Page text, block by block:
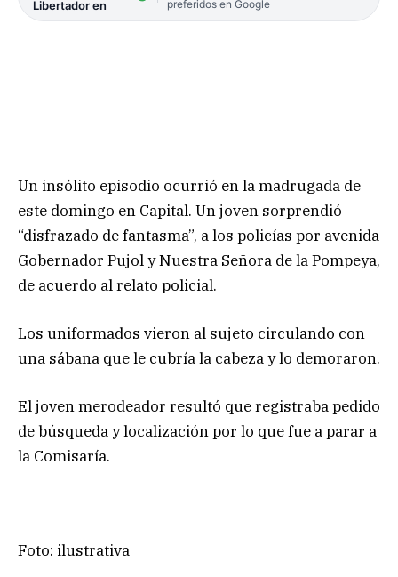
Libertador en
preferidos en Google
Un insólito episodio ocurrió en la madrugada de
este domingo en Capital. Un joven sorprendió
“disfrazado de fantasma”, a los policías por avenida
Gobernador Pujol y Nuestra Señora de la Pompeya,
de acuerdo al relato policial.
Los uniformados vieron al sujeto circulando con
una sábana que le cubría la cabeza y lo demoraron.
El joven merodeador resultó que registraba pedido
de búsqueda y localización por lo que fue a parar a
la Comisaría.
Foto: ilustrativa